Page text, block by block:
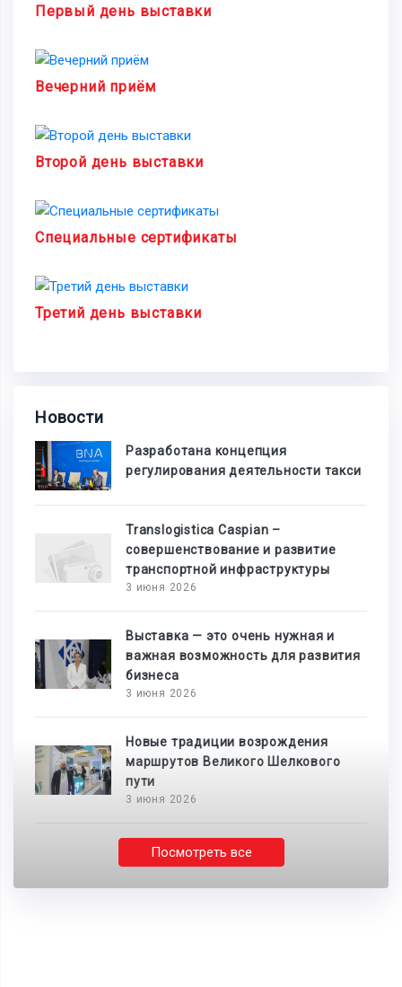
Первый день выставки
Вечерний приём
Второй день выставки
Специальные сертификаты
Третий день выставки
Новости
Разработана концепция
регулирования деятельности такси
Translogistica Caspian –
совершенствование и развитие
транспортной инфраструктуры
3 июня 2026
Выставка — это очень нужная и
важная возможность для развития
бизнеса
3 июня 2026
Новые традиции возрождения
маршрутов Великого Шелкового
пути
3 июня 2026
Посмотреть все